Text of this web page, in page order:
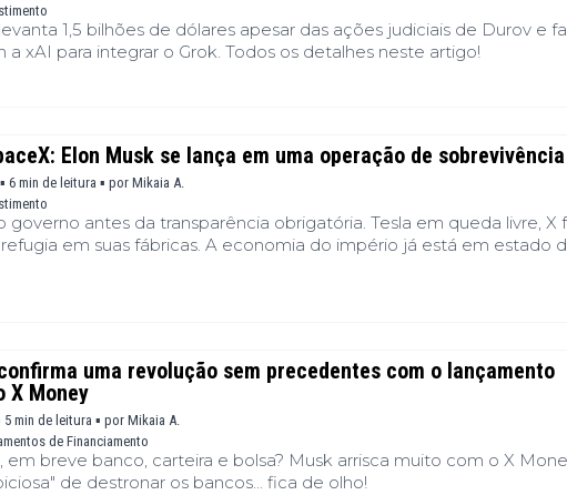
1,5 bilhões de dólares apesar das ações judiciais de Durov e
a xAI para integrar o Grok. Todos os detalhes neste artigo!
Elon Musk se lança em uma operação de sobrevivência
6 min de leitura ▪ por Mikaia A.
governo antes da transparência obrigatória. Tesla em queda livre, X
em suas fábricas. A economia do império já está em estado
uma revolução sem precedentes com o lançamento
X Money
5 min de leitura ▪ por Mikaia A.
de Financiamento
em breve banco, carteira e bolsa? Musk arrisca muito com o X
de destronar os bancos... fica de olho!